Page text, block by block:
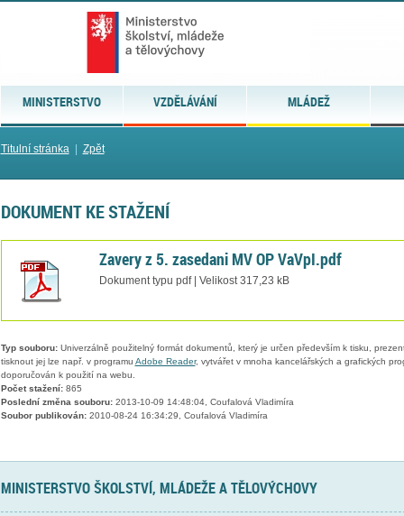
MINISTERSTVO VZDĚLÁVÁNÍ MLÁDEŽ
Titulní stránka| Zpět
DOKUMENT KE STAŽENÍ
Zavery z 5. zasedani MV OP VaVpI.pdf
Dokument typu pdf | Velikost 317,23 kB
Typ souboru:Univerzálně použitelný formát dokumentů, který je určen především k tisku,
tisknout jej lze např. v programu Adobe Reader, vytvářet v mnoha kancelářských a grafických
doporučován k použití na webu.
Počet stažení:865
Poslední změna souboru:2013-10-09 14:48:04, Coufalová Vladimíra
Soubor publikován:2010-08-24 16:34:29, Coufalová Vladimíra
MINISTERSTVO ŠKOLSTVÍ, MLÁDEŽE A TĚLOVÝCHOVY